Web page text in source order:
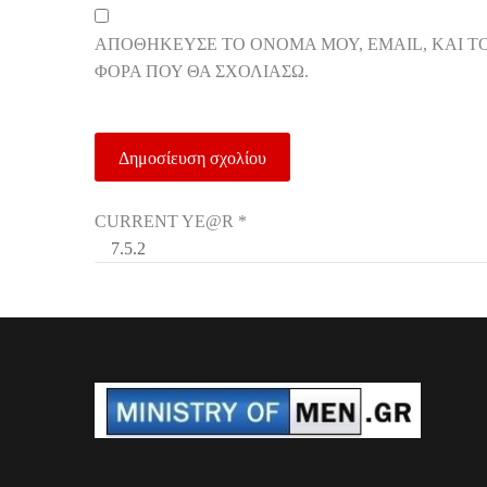
ΑΠΟΘΉΚΕΥΣΕ ΤΟ ΌΝΟΜΆ ΜΟΥ, EMAIL, ΚΑΙ
ΦΟΡΆ ΠΟΥ ΘΑ ΣΧΟΛΙΆΣΩ.
CURRENT YE@R *